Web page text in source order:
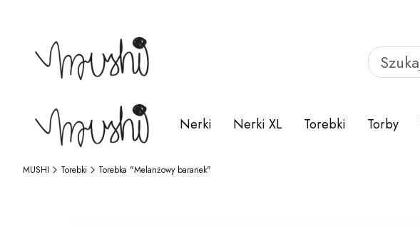
Nerki Nerki XL Torebki Torby
MUSHI Torebki Torebka "Melanżowy baranek"